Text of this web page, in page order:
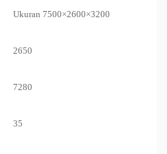
Ukuran 7500×2600×3200
2650
7280
35